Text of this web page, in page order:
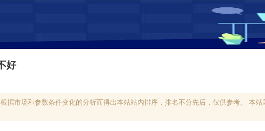
好
据市场和参数条件变化的分析而得出本站站内排序，排名不分先后，仅供参考。 本